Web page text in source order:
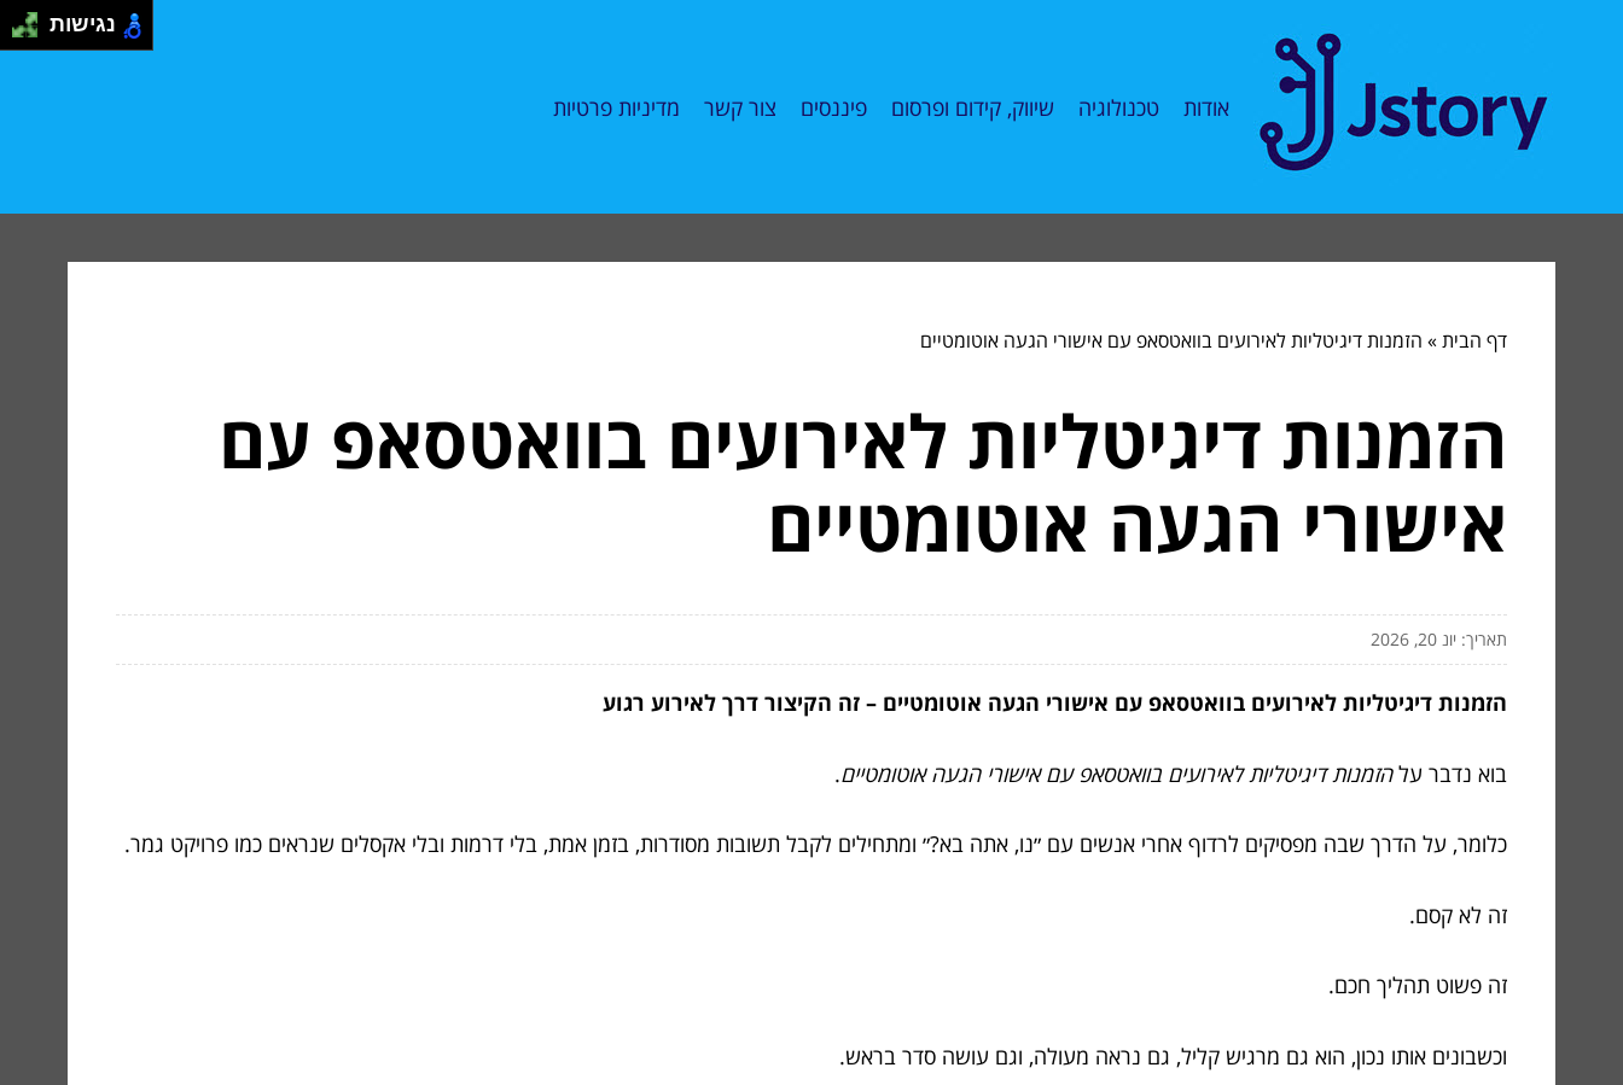
אודות טכנולוגיה שיווק, קידום ופרסום פיננסים צור קשר מדיניות פרטיות
דף הבית» הזמנות דיגיטליות לאירועים בוואטסאפ עם אישורי הגעה אוטומטיים
הזמנות דיגיטליות לאירועים בוואטסאפ עם
אישורי הגעה אוטומטיים
תאריך: יונ 20, 2026
הזמנות דיגיטליות לאירועים בוואטסאפ עם אישורי הגעה אוטומטיים – זה הקיצור דרך לאירוע רגוע
בוא נדבר עלהזמנות דיגיטליות לאירועים בוואטסאפ עם אישורי הגעה אוטומטיים.
כלומר, על הדרך שבה מפסיקים לרדוף אחרי אנשים עם ״נו, אתה בא?״ ומתחילים לקבל תשובות מסודרות, בזמן אמת, בלי דרמות ובלי אקסלים שנראים כמו פרויקט גמר.
זה לא קסם.
זה פשוט תהליך חכם.
וכשבונים אותו נכון, הוא גם מרגיש קליל, גם נראה מעולה, וגם עושה סדר בראש.
נגישות